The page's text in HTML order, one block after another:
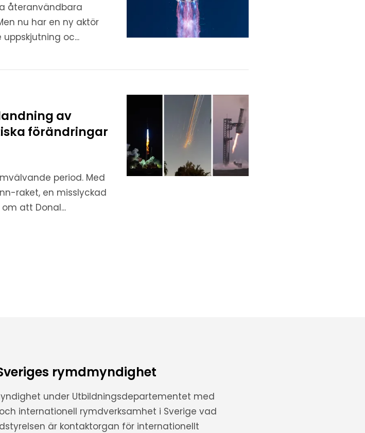
återanvändbara
nu har en ny aktör
oc...
av
förändringar
period. Med
raket, en misslyckad
att Donal...
rymdmyndighet
under Utbildningsdepartementet med
internationell rymdverksamhet i Sverige vad
är kontaktorgan för internationellt